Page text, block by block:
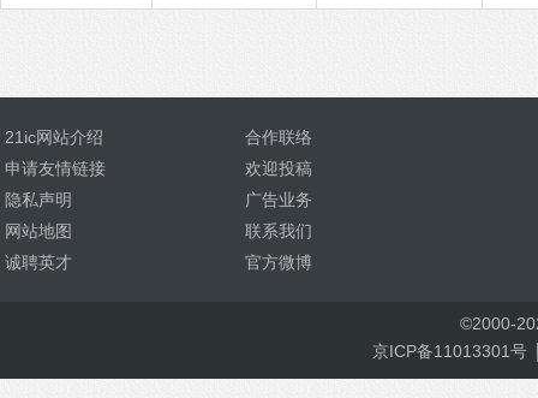
21ic网站介绍
合作联络
申请友情链接
欢迎投稿
隐私声明
广告业务
网站地图
联系我们
诚聘英才
官方微博
©2000-
京ICP备11013301号